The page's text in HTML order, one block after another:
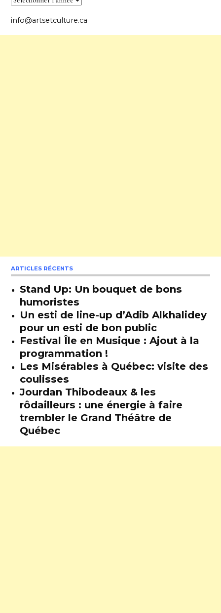
info@artsetculture.ca
ARTICLES RÉCENTS
Stand Up: Un bouquet de bons
humoristes
Un esti de line-up d’Adib Alkhalidey
pour un esti de bon public
Festival Île en Musique : Ajout à la
programmation !
Les Misérables à Québec: visite des
coulisses
Jourdan Thibodeaux & les
rôdailleurs : une énergie à faire
trembler le Grand Théâtre de
Québec